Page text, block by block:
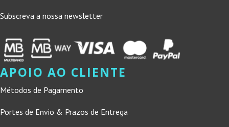
Subscreva a nossa newsletter
APOIO AO CLIENTE
Métodos de Pagamento
Portes de Envio & Prazos de Entrega